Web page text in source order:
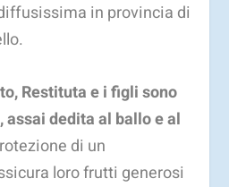
in provincia di
Restituta e i figli sono
dedita al ballo e al
di un
loro frutti generosi